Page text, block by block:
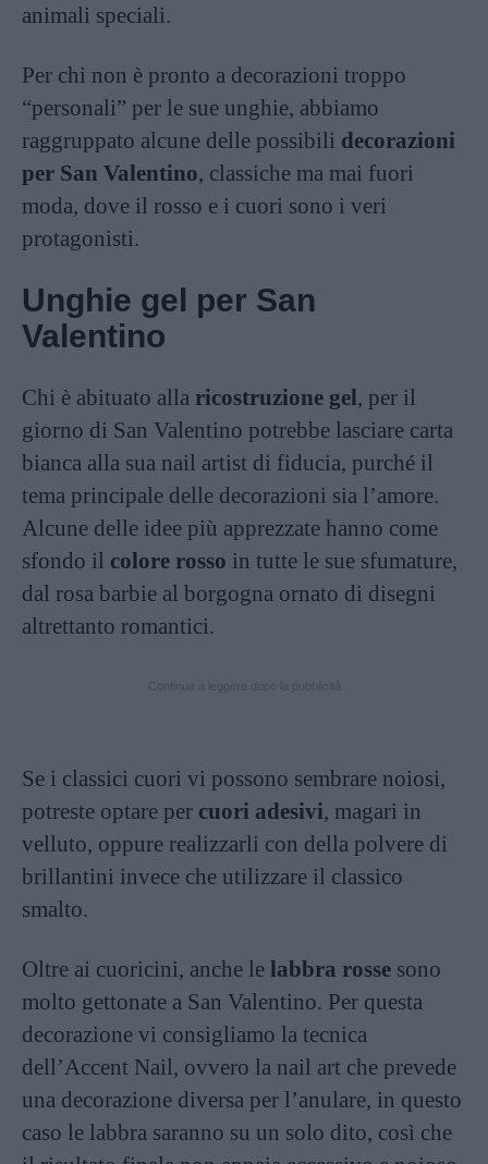
animali speciali.
Per chi non è pronto a decorazioni troppo
“personali” per le sue unghie, abbiamo
raggruppato alcune delle possibili decorazioni
per San Valentino, classiche ma mai fuori
moda, dove il rosso e i cuori sono i veri
protagonisti.
Unghie gel per San
Valentino
Chi è abituato alla ricostruzione gel, per il
giorno di San Valentino potrebbe lasciare carta
bianca alla sua nail artist di fiducia, purché il
tema principale delle decorazioni sia l’amore.
Alcune delle idee più apprezzate hanno come
sfondo il colore rosso in tutte le sue sfumature,
dal rosa barbie al borgogna ornato di disegni
altrettanto romantici.
Se i classici cuori vi possono sembrare noiosi,
potreste optare per cuori adesivi, magari in
velluto, oppure realizzarli con della polvere di
brillantini invece che utilizzare il classico
smalto.
Oltre ai cuoricini, anche le labbra rosse sono
molto gettonate a San Valentino. Per questa
decorazione vi consigliamo la tecnica
dell’Accent Nail, ovvero la nail art che prevede
una decorazione diversa per l’anulare, in questo
caso le labbra saranno su un solo dito, così che